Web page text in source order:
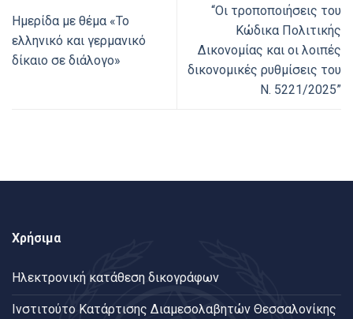
Ημερίδα με θέμα «Το
ελληνικό και γερμανικό
δίκαιο σε διάλογο»
“Οι τροποποιήσεις του
Κώδικα Πολιτικής
Δικονομίας και οι λοιπές
δικονομικές ρυθμίσεις του
Ν. 5221/2025”
Χρήσιμα
Ηλεκτρονική κατάθεση δικογράφων
Ινστιτούτο Κατάρτισης Διαμεσολαβητών Θεσσαλονίκης